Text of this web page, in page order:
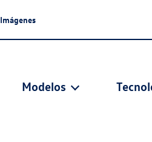
Imágenes
Modelos